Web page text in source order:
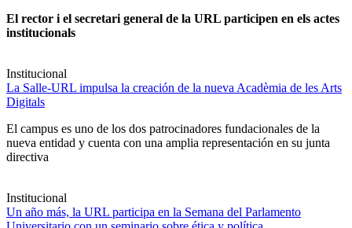
El rector i el secretari general de la URL participen en els actes
institucionals
Institucional
La Salle-URL impulsa la creación de la nueva Acadèmia de les Arts
Digitals
El campus es uno de los dos patrocinadores fundacionales de la
nueva entidad y cuenta con una amplia representación en su junta
directiva
Institucional
Un año más, la URL participa en la Semana del Parlamento